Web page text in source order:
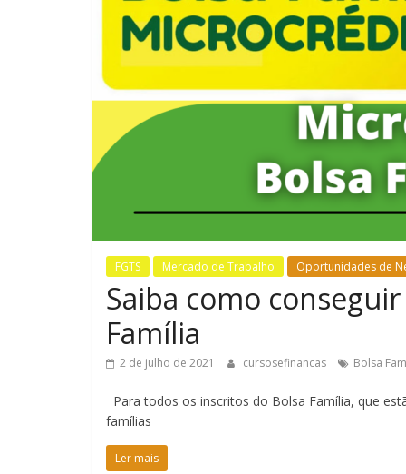
FGTS Mercado de Trabalho Oportunidades de
Saiba como
Família
2 de julho de 2021 cursosefinancas Bolsa
Para todos os inscritos do Bolsa Família, que
famílias
Ler mais